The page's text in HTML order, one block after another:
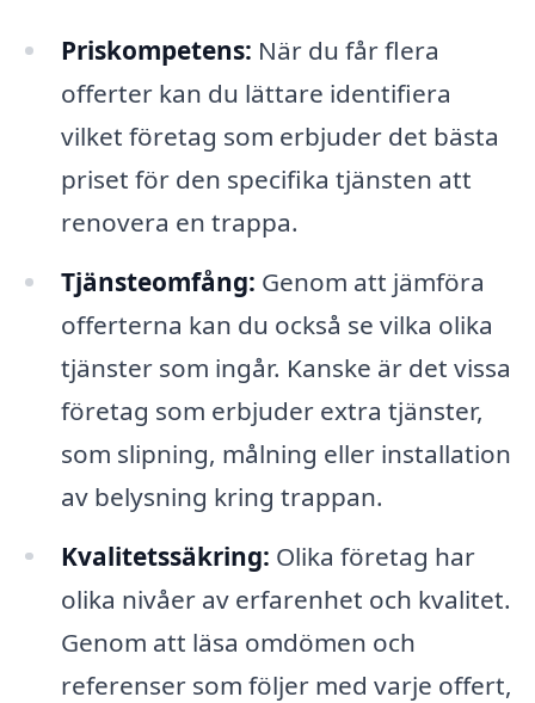
Priskompetens: När du får flera
offerter kan du lättare identifiera
vilket företag som erbjuder det bästa
priset för den specifika tjänsten att
renovera en trappa.
Tjänsteomfång: Genom att jämföra
offerterna kan du också se vilka olika
tjänster som ingår. Kanske är det vissa
företag som erbjuder extra tjänster,
som slipning, målning eller installation
av belysning kring trappan.
Kvalitetssäkring: Olika företag har
olika nivåer av erfarenhet och kvalitet.
Genom att läsa omdömen och
referenser som följer med varje offert,